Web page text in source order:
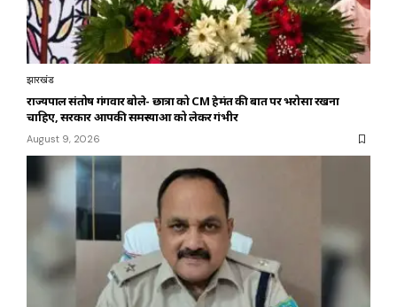
झारखंड
राज्यपाल संतोष गंगवार बोले- छात्रों को CM हेमंत की बात पर भरोसा रखना
चाहिए, सरकार आपकी समस्याओं को लेकर गंभीर
August 9, 2026